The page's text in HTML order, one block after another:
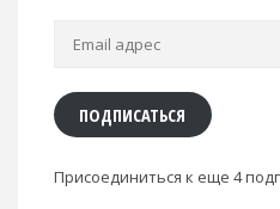
Email
ПОДПИСАТЬСЯ
Присоединиться к еще 4